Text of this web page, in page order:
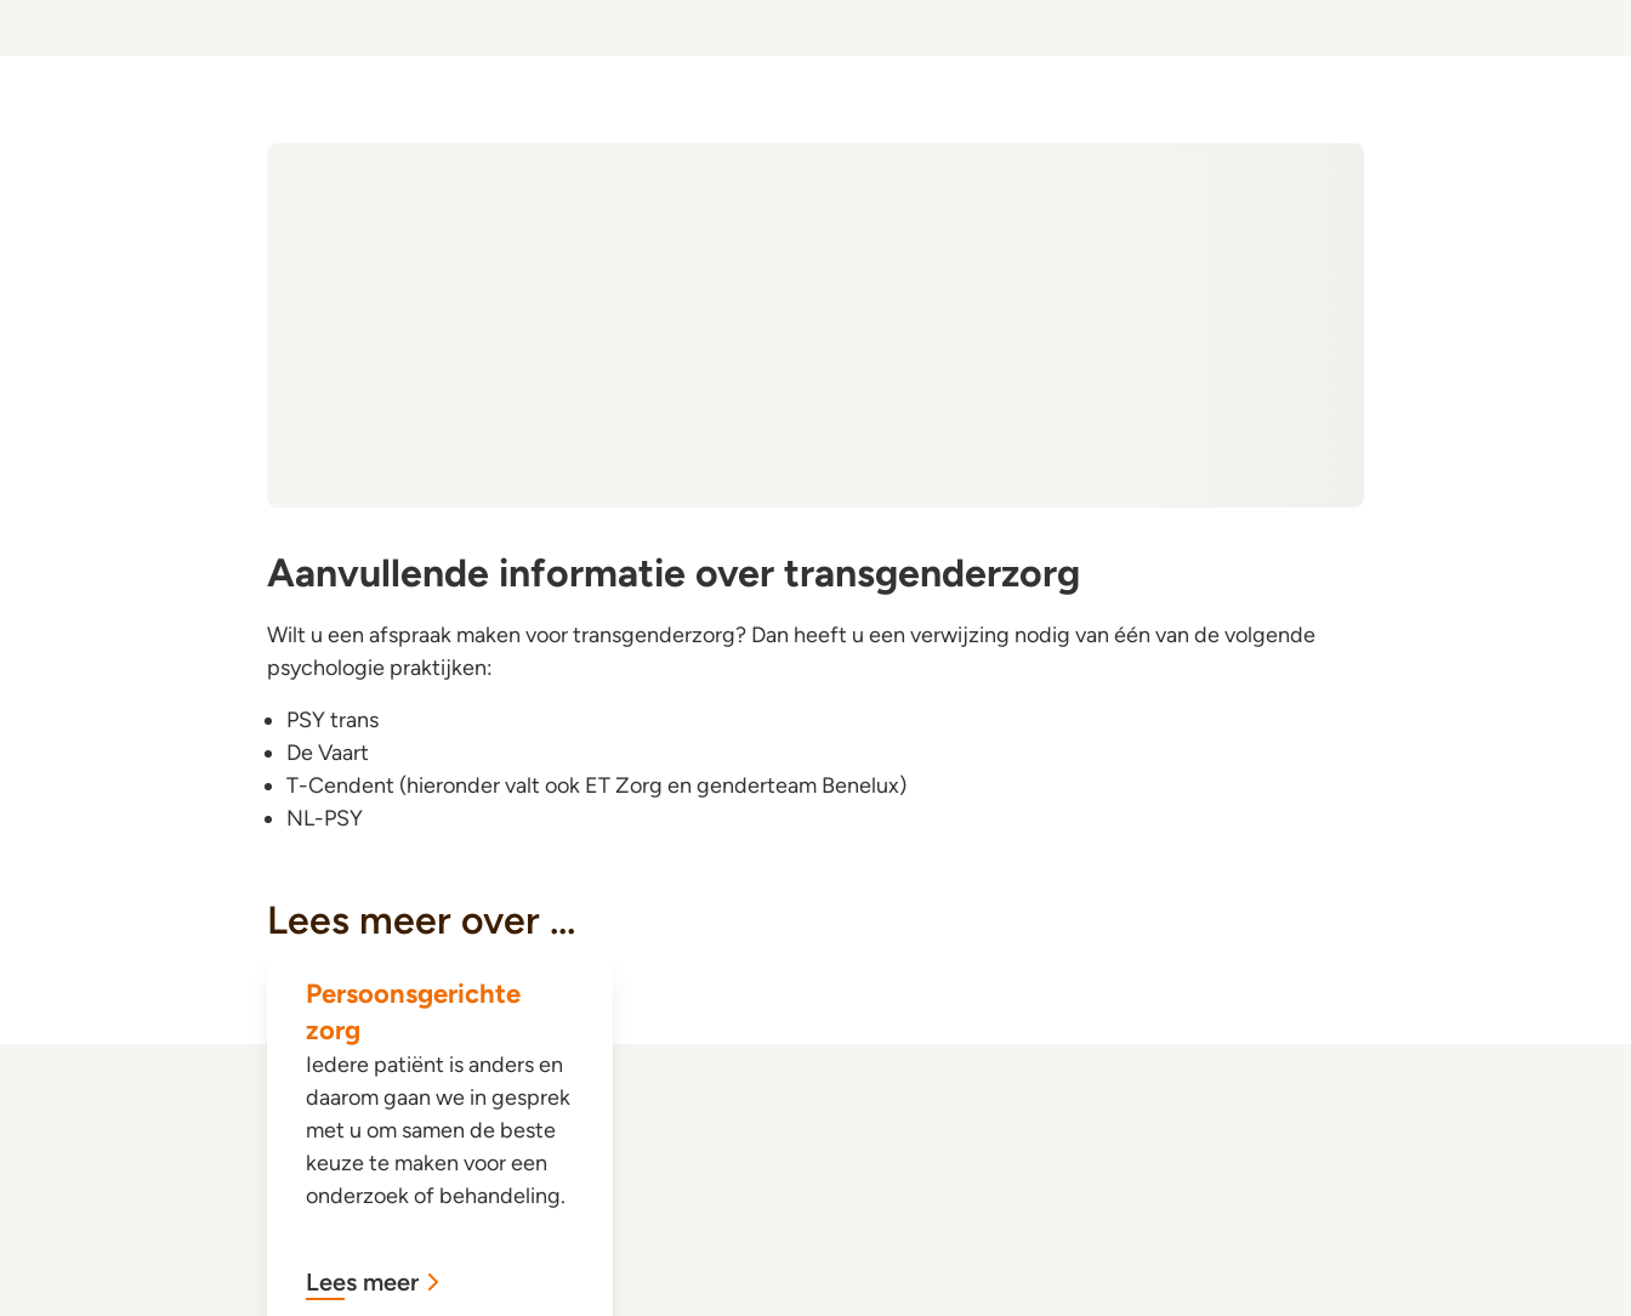
Aanvullende informatie over transgenderzorg
Wilt u een afspraak maken voor transgenderzorg? Dan heeft u een verwijzing nodig van één van de volgende
psychologie praktijken:
PSY trans
De Vaart
T-Cendent (hieronder valt ook ET Zorg en genderteam Benelux)
NL-PSY
Lees meer over ...
Persoonsgerichte
zorg
Iedere patiënt is anders en
daarom gaan we in gesprek
met u om samen de beste
keuze te maken voor een
onderzoek of behandeling.
Lees meer